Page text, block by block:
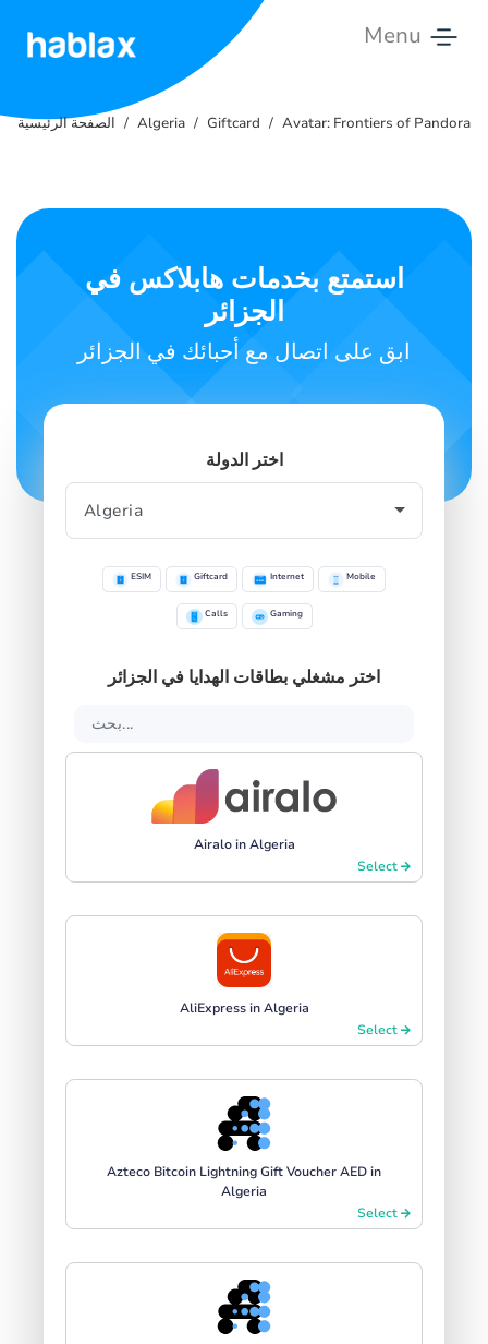
Menu
اتصل
الصفحة الرئيسية Algeria Giftcard Avatar: Frontiers of Pandora
استمتع بخدمات هابلاكس في
الجزائر
ابق على اتصال مع أحبائك في الجزائر
اختر الدولة
ESIM Giftcard Internet Mobile
Calls Gaming
اختر مشغلي بطاقات الهدايا في الجزائر
Airalo in Algeria
Select
AliExpress in Algeria
Select
Azteco Bitcoin Lightning Gift Voucher AED in
Algeria
Select